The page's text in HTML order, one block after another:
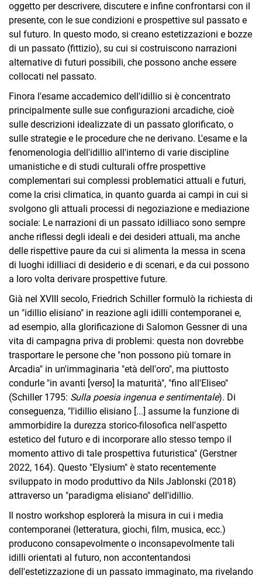
oggetto per descrivere, discutere e infine confrontarsi con il
presente, con le sue condizioni e prospettive sul passato e
sul futuro. In questo modo, si creano estetizzazioni e bozze
di un passato (fittizio), su cui si costruiscono narrazioni
alternative di futuri possibili, che possono anche essere
collocati nel passato.
Finora l'esame accademico dell'idillio si è concentrato
principalmente sulle sue configurazioni arcadiche, cioè
sulle descrizioni idealizzate di un passato glorificato, o
sulle strategie e le procedure che ne derivano. L'esame e la
fenomenologia dell'idillio all'interno di varie discipline
umanistiche e di studi culturali offre prospettive
complementari sui complessi problematici attuali e futuri,
come la crisi climatica, in quanto guarda ai campi in cui si
svolgono gli attuali processi di negoziazione e mediazione
sociale: Le narrazioni di un passato idilliaco sono sempre
anche riflessi degli ideali e dei desideri attuali, ma anche
delle rispettive paure da cui si alimenta la messa in scena
di luoghi idilliaci di desiderio e di scenari, e da cui possono
a loro volta derivare prospettive future.
Già nel XVIII secolo, Friedrich Schiller formulò la richiesta di
un "idillio elisiano" in reazione agli idilli contemporanei e,
ad esempio, alla glorificazione di Salomon Gessner di una
vita di campagna priva di problemi: questa non dovrebbe
trasportare le persone che "non possono più tornare in
Arcadia" in un'immaginaria "età dell'oro", ma piuttosto
condurle "in avanti [verso] la maturità", "fino all'Eliseo"
(Schiller 1795: Sulla poesia ingenua e sentimentale). Di
conseguenza, "l'idillio elisiano [...] assume la funzione di
ammorbidire la durezza storico-filosofica nell'aspetto
estetico del futuro e di incorporare allo stesso tempo il
momento attivo di tale prospettiva futuristica" (Gerstner
2022, 164). Questo "Elysium" è stato recentemente
sviluppato in modo produttivo da Nils Jablonski (2018)
attraverso un "paradigma elisiano" dell'idillio.
Il nostro workshop esplorerà la misura in cui i media
contemporanei (letteratura, giochi, film, musica, ecc.)
producono consapevolmente o inconsapevolmente tali
idilli orientati al futuro, non accontentandosi
dell'estetizzazione di un passato immaginato, ma rivelando